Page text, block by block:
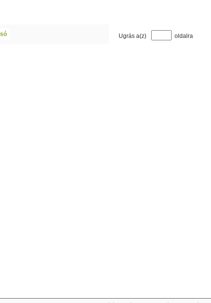
Ugrás a(z) oldalra